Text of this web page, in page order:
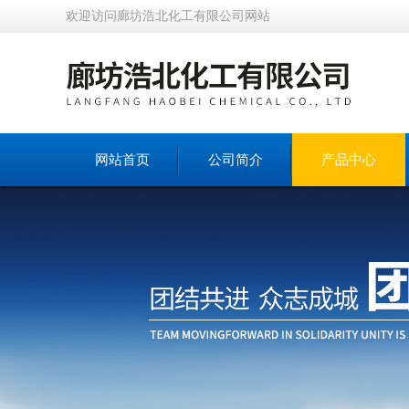
欢迎访问廊坊浩北化工有限公司网站
网站首页 公司简介 产品中心